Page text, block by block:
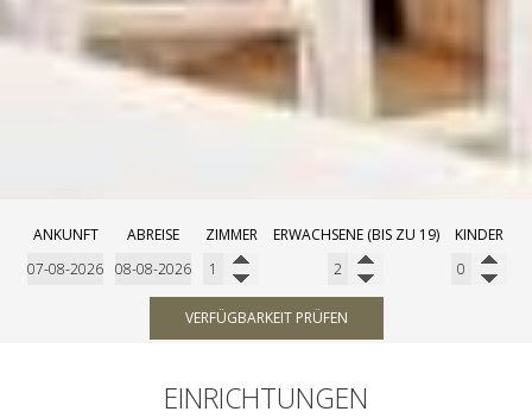
ANKUNFT ABREISE ZIMMER ERWACHSENE (BIS ZU 19) KINDER
VERFÜGBARKEIT PRÜFEN
EINRICHTUNGEN